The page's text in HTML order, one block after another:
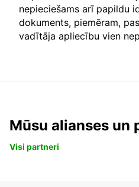
nepieciešams arī papildu
dokuments, piemēram,
vadītāja apliecību vien
Mūsu alianses un
Visi partneri